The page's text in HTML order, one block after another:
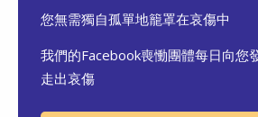
您無需獨自孤單地籠罩在哀傷中
我們的Facebook喪慟團體每日向您
走出哀傷